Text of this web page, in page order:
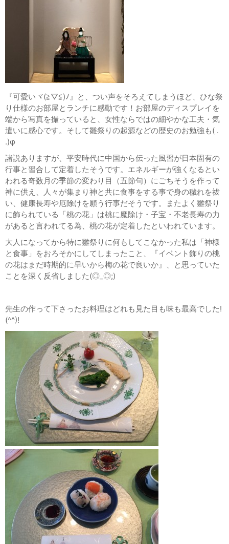
『可愛いヾ(≧▽≦)ﾉ』と、つい声をそろえてしまうほど、ひな祭
り仕様のお部屋とランチに感動です！お部屋のディスプレイを
端から写真を撮っていると、女性ならではの細やかな工夫・気
遣いに感心です。そして雛祭りの起源などの歴史のお勉強も( .
.)φ
諸説ありますが、平安時代に中国から伝った風習が日本固有の
行事と習合して定着したそうです。エネルギーが強くなるとい
われる奇数月の季節の変わり目（五節句）にごちそうを作って
神に供え、人々が集まり神と共に食事をする事で身の穢れを祓
い、健康長寿や厄除けを願う行事だそうです。またよく雛祭り
に飾られている「桃の花」は桃に魔除け・子宝・不老長寿の力
があると言われてる為、桃の花が定着したといわれています。
大人になってから特に雛祭りに何もしてこなかった私は「神様
と食事」をおろそかにしてしまったこと、『イベント飾りの桃
の花はまだ時期的に早いから梅の花で良いか』、と思っていた
ことを深く反省しました(◎_◎;)
先生の作って下さったお料理はどれも見た目も味も最高でした!
(^^)!